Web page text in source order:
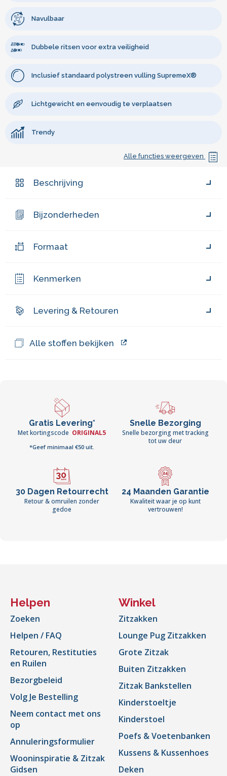
Navulbaar
Dubbele ritsen voor extra veiligheid
Inclusief standaard polystreen vulling SupremeX®
Lichtgewicht en eenvoudig te verplaatsen
Trendy
Alle functies weergeven
Beschrijving
Bijzonderheden
Formaat
Kenmerken
Levering & Retouren
Alle stoffen bekijken
Gratis Levering*
Met kortingscode ORIGINAL5
*Geef minimaal €50 uit.
Snelle Bezorging
Snelle bezorging met tracking
tot uw deur
30 Dagen Retourrecht
Retour & omruilen zonder
gedoe
24 Maanden Garantie
Kwaliteit waar je op kunt
vertrouwen!
Helpen
Zoeken
Helpen / FAQ
Retouren, Restituties
en Ruilen
Bezorgbeleid
Volg Je Bestelling
Neem contact met ons
op
Annuleringsformulier
Wooninspiratie & Zitzak
Gidsen
Winkel
Zitzakken
Lounge Pug Zitzakken
Grote Zitzak
Buiten Zitzakken
Zitzak Bankstellen
Kinderstoeltje
Kinderstoel
Poefs & Voetenbanken
Kussens & Kussenhoes
Deken